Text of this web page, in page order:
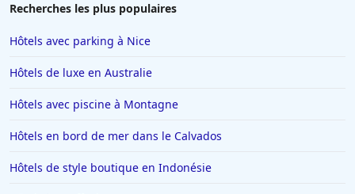
Recherches les plus populaires
Hôtels avec parking à Nice
Hôtels de luxe en Australie
Hôtels avec piscine à Montagne
Hôtels en bord de mer dans le Calvados
Hôtels de style boutique en Indonésie